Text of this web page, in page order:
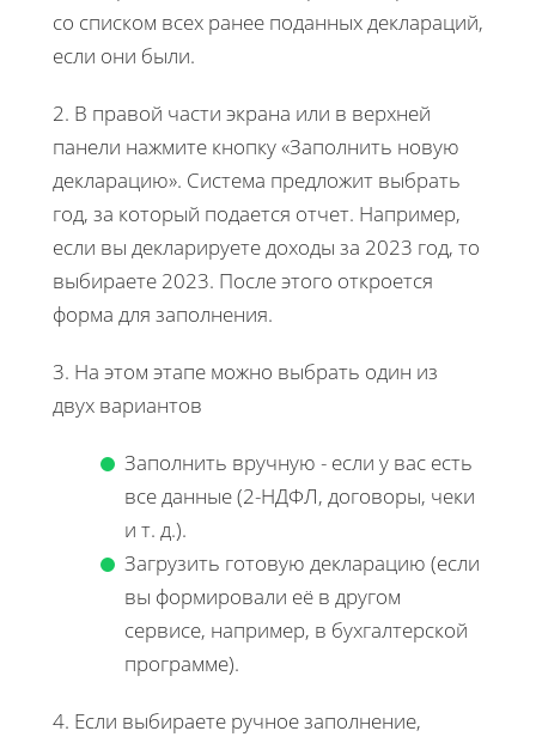
со списком всех ранее поданных деклараций,
если они были.
2. В правой части экрана или в верхней
панели нажмите кнопку «Заполнить новую
декларацию». Система предложит выбрать
год, за который подается отчет. Например,
если вы декларируете доходы за 2023 год, то
выбираете 2023. После этого откроется
форма для заполнения.
3. На этом этапе можно выбрать один из
двух вариантов
Заполнить вручную - если у вас есть
все данные (2-НДФЛ, договоры, чеки
и т. д.).
Загрузить готовую декларацию (если
вы формировали её в другом
сервисе, например, в бухгалтерской
программе).
4. Если выбираете ручное заполнение,